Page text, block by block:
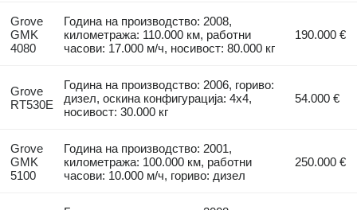
Grove
GMK
4080
Година на производство: 2008,
километража: 110.000 км, работни
часови: 17.000 м/ч, носивост: 80.000 кг
190.000 €
Grove
RT530E
Година на производство: 2006, гориво:
дизел, оскина конфигурација: 4x4,
носивост: 30.000 кг
54.000 €
Grove
GMK
5100
Година на производство: 2001,
километража: 100.000 км, работни
часови: 10.000 м/ч, гориво: дизел
250.000 €